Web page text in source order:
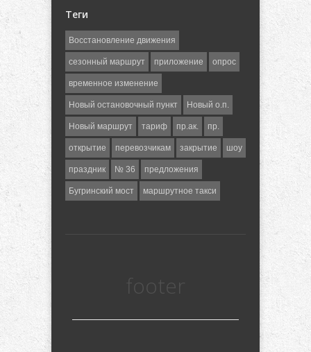
Теги
Восстановление движения
сезонный маршрут приложение опрос
временное изменение
Новый остановочный пункт Новый о.п.
Новый маршрут тариф пр.ак. пр.
открытие перевозчикам закрытие шоу
праздник № 36 предложения
Бугринский мост маршрутное такси
footer